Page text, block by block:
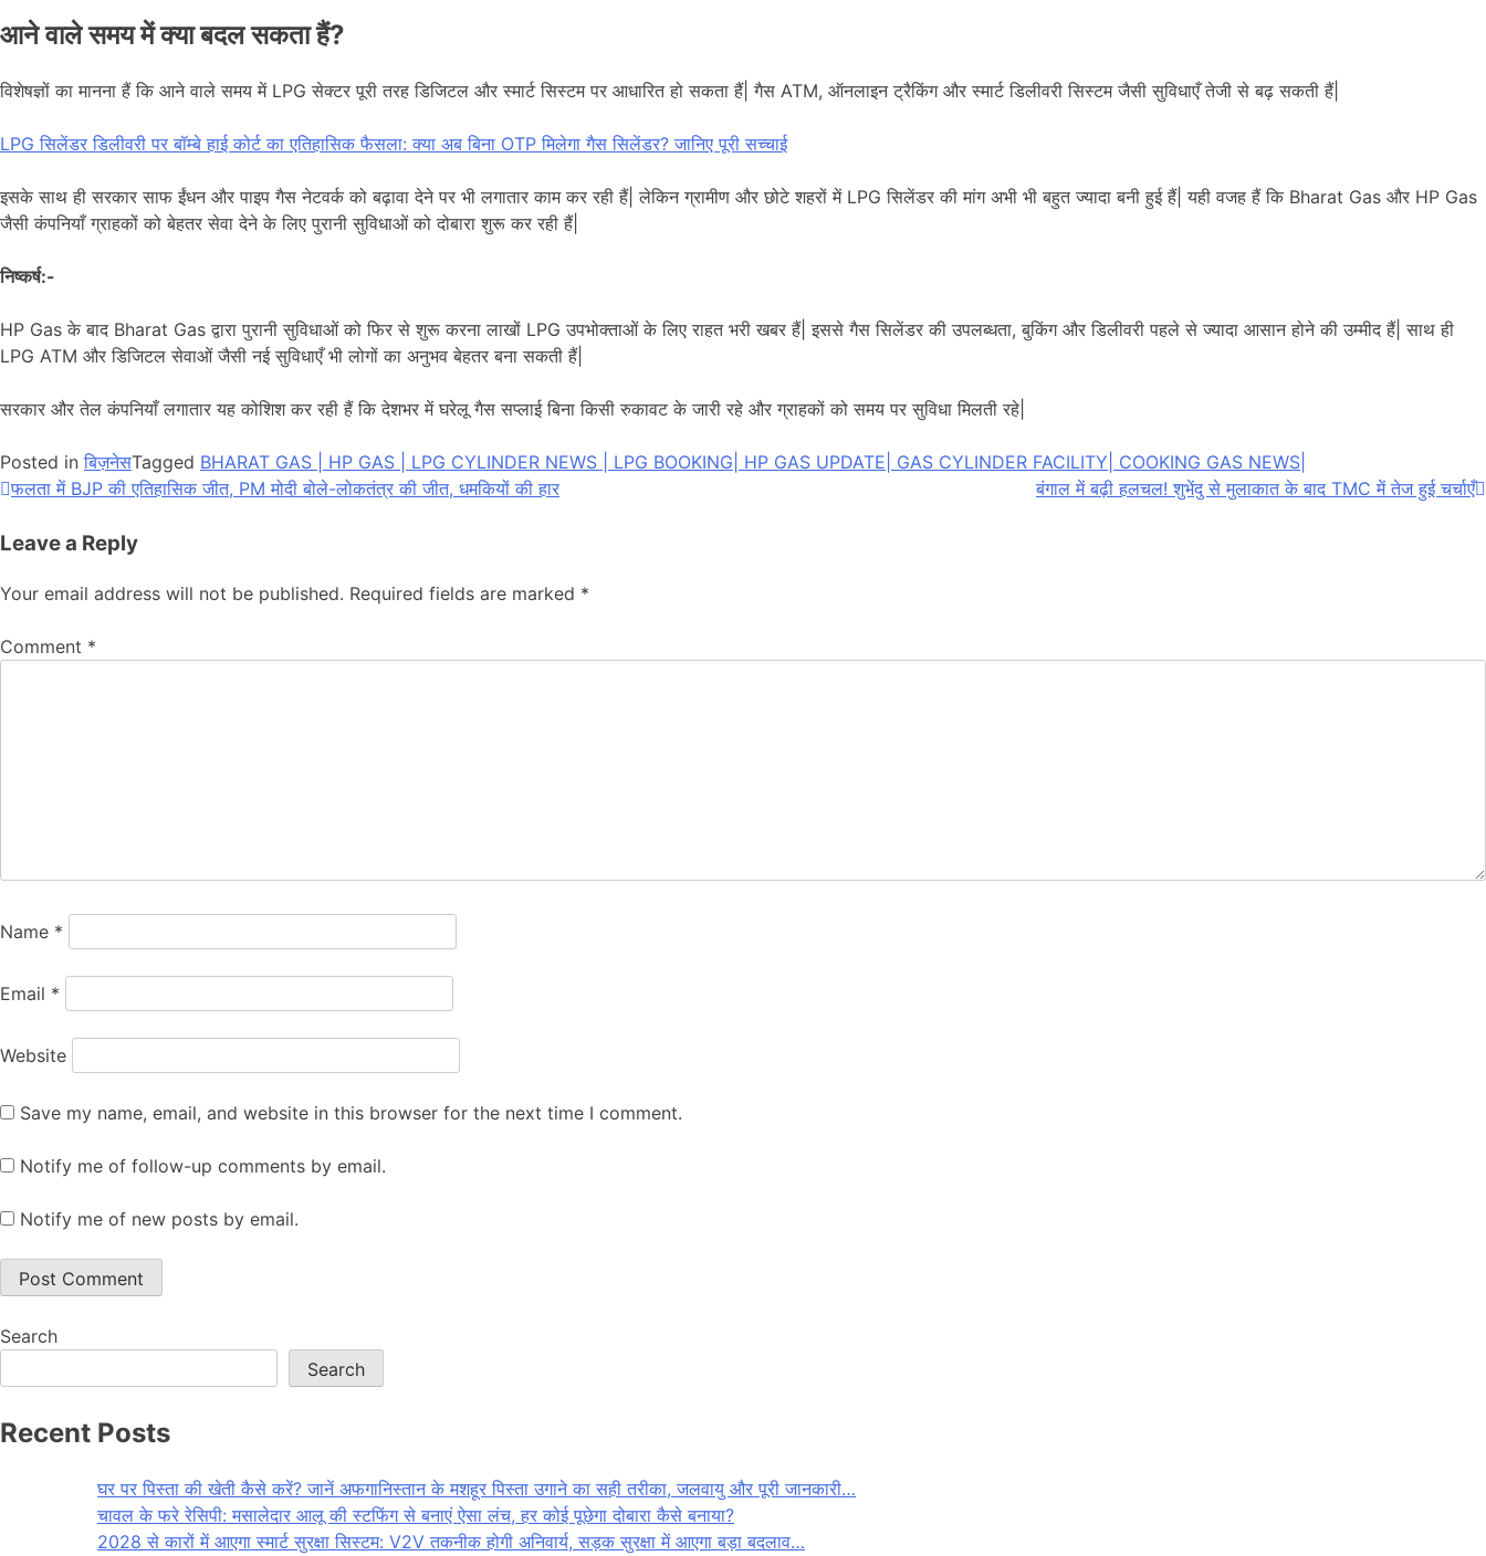
आने वाले समय में क्या बदल सकता हैं?
विशेषज्ञों का मानना हैं कि आने वाले समय में LPG सेक्टर पूरी तरह डिजिटल और स्मार्ट सिस्टम पर आधारित हो सकता हैं| गैस ATM, ऑनलाइन ट्रैकिंग और स्मार्ट डिलीवरी सिस्टम जैसी सुविधाएँ तेजी से बढ़ सकती हैं|
LPG सिलेंडर डिलीवरी पर बॉम्बे हाई कोर्ट का एतिहासिक फैसला: क्या अब बिना OTP मिलेगा गैस सिलेंडर? जानिए पूरी सच्चाई
इसके साथ ही सरकार साफ ईंधन और पाइप गैस नेटवर्क को बढ़ावा देने पर भी लगातार काम कर रही हैं| लेकिन ग्रामीण और छोटे शहरों में LPG सिलेंडर की मांग अभी भी बहुत ज्यादा बनी हुई हैं| यही वजह हैं कि Bharat Gas और HP Gas
जैसी कंपनियाँ ग्राहकों को बेहतर सेवा देने के लिए पुरानी सुविधाओं को दोबारा शुरू कर रही हैं|
निष्कर्ष:-
HP Gas के बाद Bharat Gas द्वारा पुरानी सुविधाओं को फिर से शुरू करना लाखों LPG उपभोक्ताओं के लिए राहत भरी खबर हैं| इससे गैस सिलेंडर की उपलब्धता, बुकिंग और डिलीवरी पहले से ज्यादा आसान होने की उम्मीद हैं| साथ ही
LPG ATM और डिजिटल सेवाओं जैसी नई सुविधाएँ भी लोगों का अनुभव बेहतर बना सकती हैं|
सरकार और तेल कंपनियाँ लगातार यह कोशिश कर रही हैं कि देशभर में घरेलू गैस सप्लाई बिना किसी रुकावट के जारी रहे और ग्राहकों को समय पर सुविधा मिलती रहे|
Posted inबिज़नेसTagged BHARAT GAS | HP GAS | LPG CYLINDER NEWS | LPG BOOKING| HP GAS UPDATE| GAS CYLINDER FACILITY| COOKING GAS NEWS|
फलता में BJP की एतिहासिक जीत, PM मोदी बोले-लोकतंत्र की जीत, धमकियों की हार
बंगाल में बढ़ी हलचल! शुभेंदु से मुलाकात के बाद TMC में तेज हुई चर्चाएँ
Leave a Reply
Your email address will not be published. Required fields are marked *
Comment *
Name *
Email *
Website
Save my name, email, and website in this browser for the next time I comment.
Notify me of follow-up comments by email.
Notify me of new posts by email.
Search
Search
Recent Posts
घर पर पिस्ता की खेती कैसे करें? जानें अफगानिस्तान के मशहूर पिस्ता उगाने का सही तरीका, जलवायु और पूरी जानकारी…
चावल के फरे रेसिपी: मसालेदार आलू की स्टफिंग से बनाएं ऐसा लंच, हर कोई पूछेगा दोबारा कैसे बनाया?
2028 से कारों में आएगा स्मार्ट सुरक्षा सिस्टम: V2V तकनीक होगी अनिवार्य, सड़क सुरक्षा में आएगा बड़ा बदलाव…